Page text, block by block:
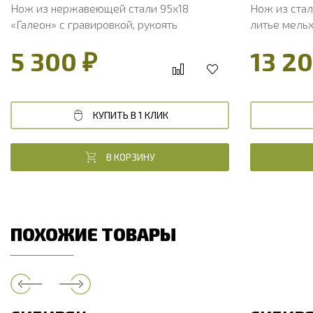
Нож из нержавеющей стали 95х18
«Галеон» с гравировкой, рукоять
5 300 ₽
КУПИТЬ В 1 КЛИК
В КОРЗИНУ
Нож из
литье
13
ПОХОЖИЕ ТОВАРЫ